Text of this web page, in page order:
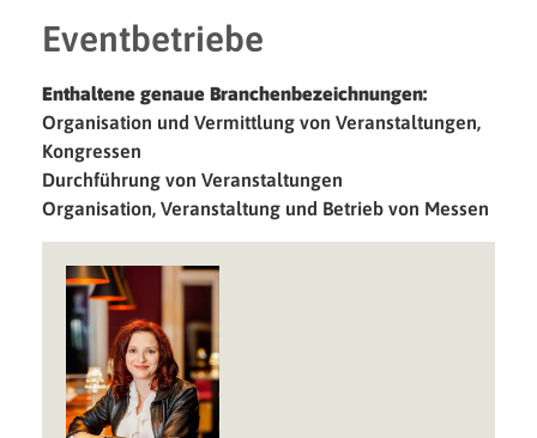
Eventbetriebe
Enthaltene genaue Branchenbezeichnungen:
Organisation und Vermittlung von Veranstaltungen,
Kongressen
Durchführung von Veranstaltungen
Organisation, Veranstaltung und Betrieb von Messen